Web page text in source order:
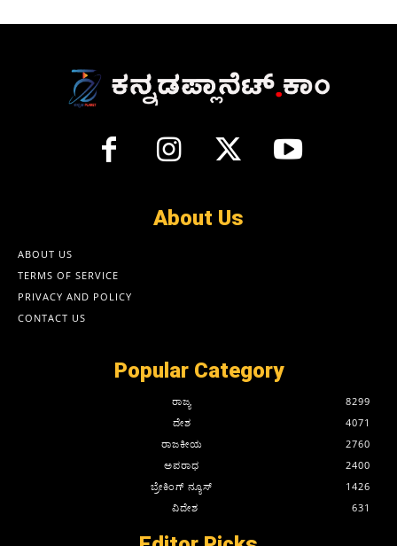
About Us
ABOUT US
TERMS OF SERVICE
PRIVACY AND POLICY
CONTACT US
Popular Category
ರಾಜ್ಯ
8299
ದೇಶ
4071
ರಾಜಕೀಯ
2760
ಅಪರಾಧ
2400
ಬ್ರೇಕಿಂಗ್ ನ್ಯೂಸ್
1426
ವಿದೇಶ
631